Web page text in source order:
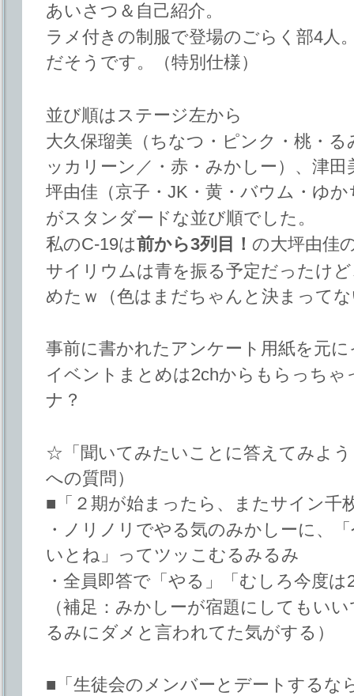
あいさつ＆自己紹介。
ラメ付きの制服で登場のごらく部4人
だそうです。（特別仕様）
並び順はステージ左から
大久保瑠美（ちなつ・ピンク・桃・
ッカリーン／・赤・みかしー）、津田
坪由佳（京子・JK・黄・バウム・ゆか
がスタンダードな並び順でした。
私のC-19は前から3列目！ の大坪由佳
サイリウムは青を振る予定だったけ
めたｗ（色はまだちゃんと決まって
事前に書かれたアンケート用紙を元
イベントまとめは2chからもらっち
ナ？
☆「聞いてみたいことに答えてみよ
への質問）
■「２期が始まったら、またサイン千
・ノリノリでやる気のみかしーに、
いとね」ってツッこむるみるみ
・全員即答で「やる」「むしろ今度は
（補足：みかしーが宿題にしてもい
るみにダメと言われてた気がする）
■「生徒会のメンバーとデートするな